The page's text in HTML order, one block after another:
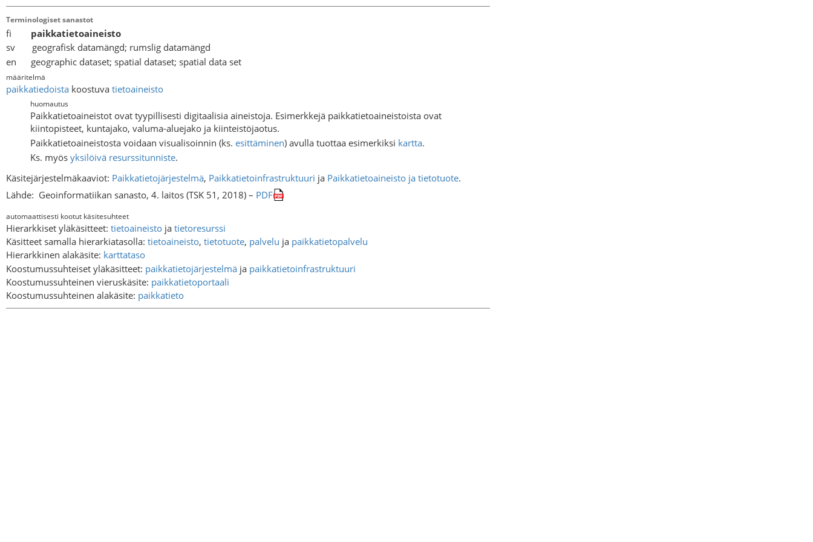
Terminologiset sanastot
fi paikkatietoaineisto
sv geografisk datamängd; rumslig datamängd
en geographic dataset; spatial dataset; spatial data set
määritelmä
paikkatiedoista koostuva tietoaineisto
huomautus
Paikkatietoaineistot ovat tyypillisesti digitaalisia aineistoja. Esimerkkejä paikkatietoaineistoista ovat
kiintopisteet, kuntajako, valuma-aluejako ja kiinteistöjaotus.
Paikkatietoaineistosta voidaan visualisoinnin (ks. esittäminen) avulla tuottaa esimerkiksi kartta.
Ks. myös yksilöivä resurssitunniste.
Käsitejärjestelmäkaaviot: Paikkatietojärjestelmä, Paikkatietoinfrastruktuuri ja Paikkatietoaineisto ja tietotuote.
Lähde: Geoinformatiikan sanasto, 4. laitos (TSK 51, 2018) – PDF
automaattisesti kootut käsitesuhteet
Hierarkkiset yläkäsitteet: tietoaineisto ja tietoresurssi
Käsitteet samalla hierarkiatasolla: tietoaineisto, tietotuote, palvelu ja paikkatietopalvelu
Hierarkkinen alakäsite: karttataso
Koostumussuhteiset yläkäsitteet: paikkatietojärjestelmä ja paikkatietoinfrastruktuuri
Koostumussuhteinen vieruskäsite: paikkatietoportaali
Koostumussuhteinen alakäsite: paikkatieto